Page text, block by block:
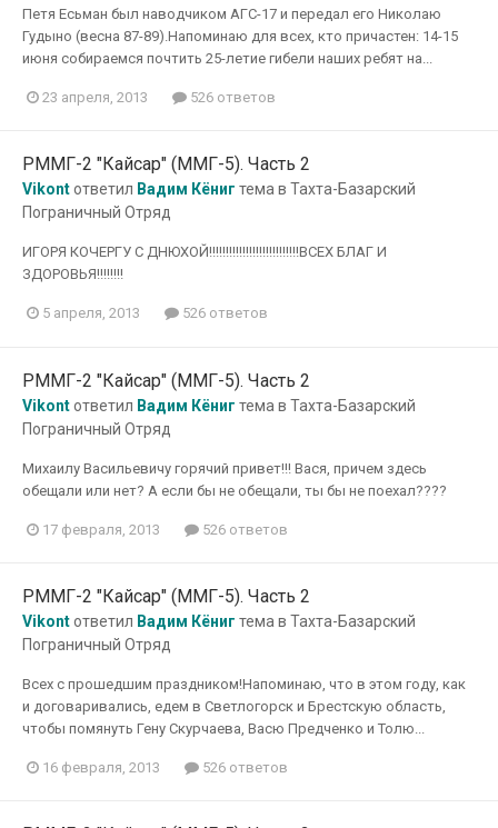
Петя Есьман был наводчиком АГС-17 и передал его Николаю
Гудыно (весна 87-89).Напоминаю для всех, кто причастен: 14-15
июня собираемся почтить 25-летие гибели наших ребят на...
23 апреля, 2013 526 ответов
РММГ-2 "Кайсар" (ММГ-5). Часть 2
Vikontответил Вадим Кёниг тема в Тахта-Базарский
Пограничный Отряд
ИГОРЯ КОЧЕРГУ С ДНЮХОЙ!!!!!!!!!!!!!!!!!!!!!!!!!!!ВСЕХ БЛАГ И
ЗДОРОВЬЯ!!!!!!!!
5 апреля, 2013 526 ответов
РММГ-2 "Кайсар" (ММГ-5). Часть 2
Vikontответил Вадим Кёниг тема в Тахта-Базарский
Пограничный Отряд
Михаилу Васильевичу горячий привет!!! Вася, причем здесь
обещали или нет? А если бы не обещали, ты бы не поехал????
17 февраля, 2013 526 ответов
РММГ-2 "Кайсар" (ММГ-5). Часть 2
Vikontответил Вадим Кёниг тема в Тахта-Базарский
Пограничный Отряд
Всех с прошедшим праздником!Напоминаю, что в этом году, как
и договаривались, едем в Светлогорск и Брестскую область,
чтобы помянуть Гену Скурчаева, Васю Предченко и Толю...
16 февраля, 2013 526 ответов